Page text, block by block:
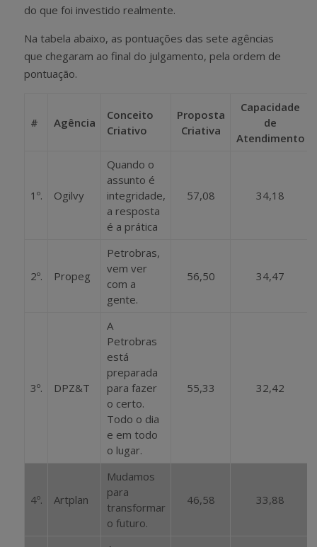
do que foi investido realmente.
Na tabela abaixo, as pontuações das sete agências
que chegaram ao final do julgamento, pela ordem de
pontuação.
# Agência
Conceito
Criativo
Proposta
Criativa
Capacidade
de
Atendimento
1º. Ogilvy
Quando o
assunto é
integridade,
a resposta
é a prática
57,08 34,18
2º. Propeg
Petrobras,
vem ver
com a
gente.
56,50 34,47
3º. DPZ&T
A
Petrobras
está
preparada
para fazer
o certo.
Todo o dia
e em todo
o lugar.
55,33 32,42
4º. Artplan
Mudamos
para
transformar
o futuro.
46,58 33,88